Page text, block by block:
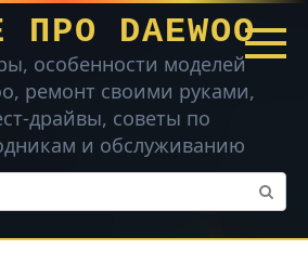
ПРО DAEWOO
особенности моделей
ремонт своими руками,
драйвы, советы по
и обслуживанию